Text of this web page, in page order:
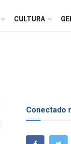
CULTURA
Conectado